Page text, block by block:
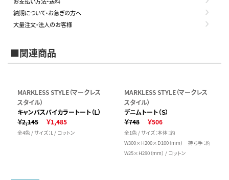
納期について・お急ぎの方へ
大量注文・法人のお客様
■関連商品
MARKLESS STYLE（マークレス
スタイル）
キャンバスバイカラートート（Ｌ）
￥2,145
￥1,485
全4色 / サイズ：L / コットン
MARKLESS STYLE（マークレス
スタイル）
デニムトート（Ｓ）
￥748
￥506
全1色 / サイズ：本体：約
W300×H200×D100（mm） 持ち手：約
W25×H290（mm） / コットン